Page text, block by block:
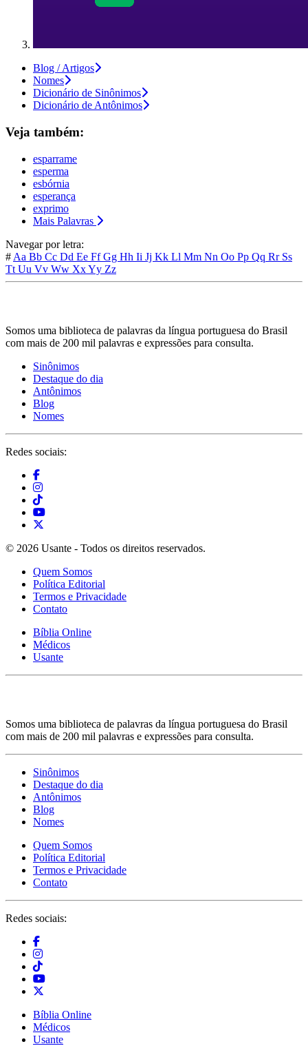
Blog / Artigos
Nomes
Dicionário de Sinônimos
Dicionário de Antônimos
Veja também:
esparrame
esperma
esbórnia
esperança
exprimo
Mais Palavras
Navegar por letra:
# Aa Bb Cc Dd Ee FfGg Hh Ii Jj Kk Ll Mm Nn Oo Pp Qq Rr Ss
Tt Uu Vv Ww XxYy Zz
Somos uma biblioteca de palavras da língua portuguesa do Brasil
com mais de 200 mil palavras e expressões para consulta.
Sinônimos
Destaque do dia
Antônimos
Blog
Nomes
Redes sociais:
© 2026 Usante - Todos os direitos reservados.
Quem Somos
Política Editorial
Termos e Privacidade
Contato
Bíblia Online
Médicos
Usante
Somos uma biblioteca de palavras da língua portuguesa do Brasil
com mais de 200 mil palavras e expressões para consulta.
Sinônimos
Destaque do dia
Antônimos
Blog
Nomes
Quem Somos
Política Editorial
Termos e Privacidade
Contato
Redes sociais:
Bíblia Online
Médicos
Usante